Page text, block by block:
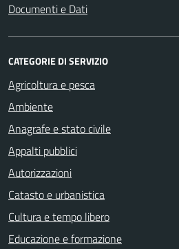
Documenti e Dati
CATEGORIE DI SERVIZIO
Agricoltura e pesca
Ambiente
Anagrafe e stato civile
Appalti pubblici
Autorizzazioni
Catasto e urbanistica
Cultura e tempo libero
Educazione e formazione